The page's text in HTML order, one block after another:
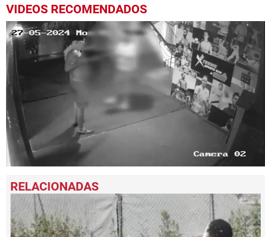
VIDEOS RECOMENDADOS
seconds
of
seconds